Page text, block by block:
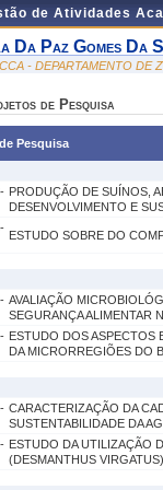
de Atividades
Da Paz Gomes Da
- DEPARTAMENTO DE
de Pesquisa
Pesquisa
PRODUÇÃO DE SUÍNOS,
DESENVOLVIMENTO E
ESTUDO SOBRE DO
AVALIAÇÃO
SEGURANÇA ALIMENTAR
ESTUDO DOS ASPECTOS
DA MICRORREGIÕES DO
CARACTERIZAÇÃO DA
SUSTENTABILIDADE DA
ESTUDO DA UTILIZAÇÃO
(DESMANTHUS